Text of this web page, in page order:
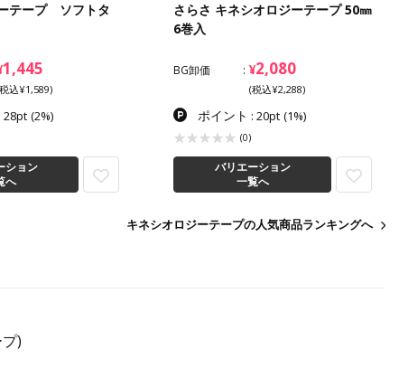
テープ ソフトタ
1,445
込¥1,589)
: 28pt (2%)
ション
へ
さらさ キネシオロジーテープ 50㎜
6巻入
BG卸価 ¥2,080
(税込¥2,288)
ポイント : 20pt (1%)
(0)
バリエーション
一覧へ
キネシオロジーテープの人気商品ランキングへ
)